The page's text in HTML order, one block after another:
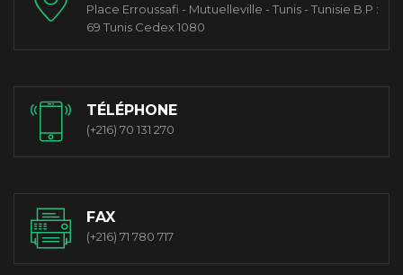
Place Erroussafi - Mutuelleville - Tunis - Tunisie B.P :
69 Tunis Cedex 1080
TÉLÉPHONE
(+216) 70 131 270
FAX
(+216) 71 780 717